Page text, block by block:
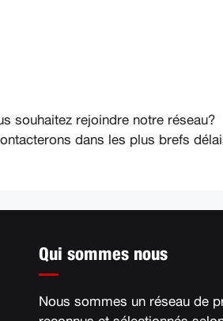
souhaitez rejoindre notre réseau?
dans les plus brefs
Qui sommes nous
Nous sommes un réseau de